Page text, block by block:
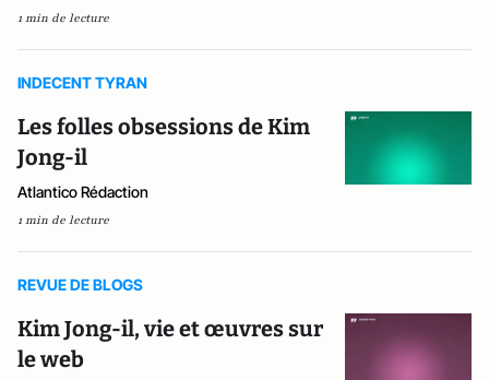
1 min de lecture
INDECENT TYRAN
Les folles obsessions de Kim
Jong-il
Atlantico Rédaction
1 min de lecture
REVUE DE BLOGS
Kim Jong-il, vie et œuvres sur
le web